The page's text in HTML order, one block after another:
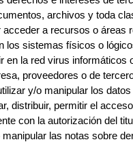
archivos y toda
acceder a recursos o áreas
los sistemas físicos o
en la red virus
proveedores o de
y/o manipular los
distribuir, permitir el
con la autorización del
manipular las notas sobre